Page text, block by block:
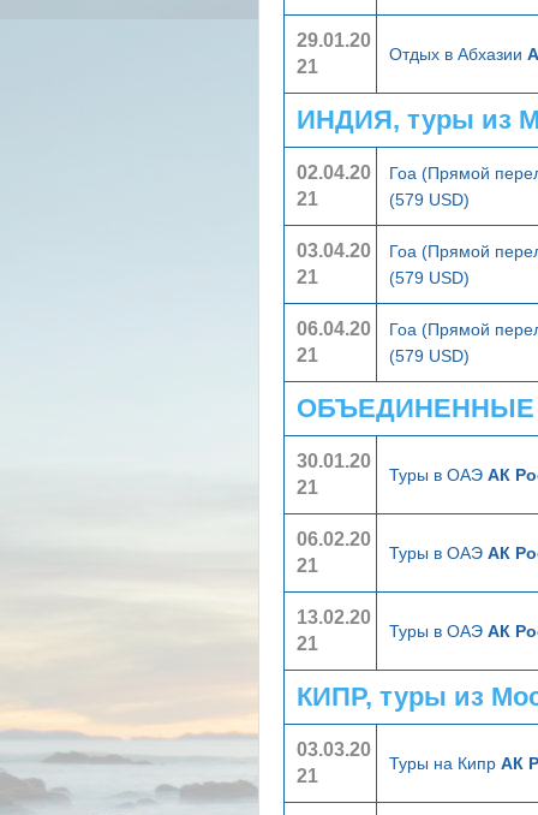
29.01.20
21
Отдых в Абхазии
ИНДИЯ, туры из
02.04.20
21
Гоа (Прямой
(579 USD)
03.04.20
21
Гоа (Прямой
(579 USD)
06.04.20
21
Гоа (Прямой
(579 USD)
ОБЪЕДИНЕННЫЕ
30.01.20
21
Туры в ОАЭ АК
06.02.20
21
Туры в ОАЭ АК
13.02.20
21
Туры в ОАЭ АК
КИПР, туры из
03.03.20
21
Туры на Кипр АК